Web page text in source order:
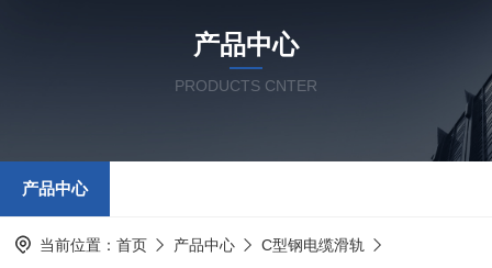
产品中心
PRODUCTS CNTER
产品中心
当前位置： 首页 产品中心 C型钢电缆滑轨